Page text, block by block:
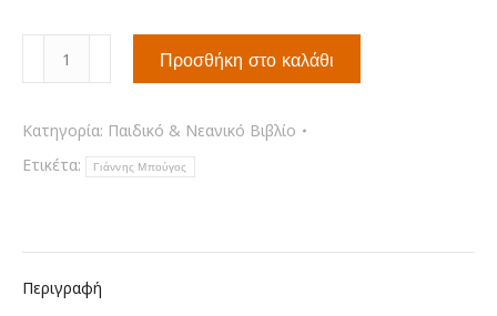
Προσθήκη στο καλάθι
Κατηγορία: Παιδικό & Νεανικό Βιβλίο
Ετικέτα:
Γιάννης Μπούγος
Περιγραφή